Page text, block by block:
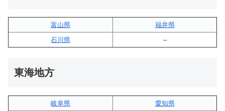
富山県
福井県
石川県
–
東海地方
岐阜県
愛知県